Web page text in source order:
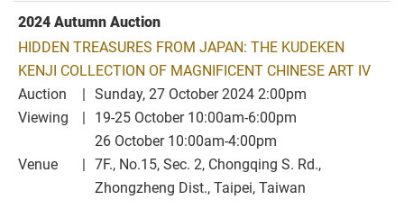
2024 Autumn Auction
HIDDEN TREASURES FROM JAPAN: THE KUDEKEN
KENJI COLLECTION OF MAGNIFICENT CHINESE ART IV
Auction
Sunday, 27 October 2024 2:00pm
Viewing
19-25 October 10:00am-6:00pm
26 October 10:00am-4:00pm
Venue
7F., No.15, Sec. 2, Chongqing S. Rd.,
Zhongzheng Dist., Taipei, Taiwan